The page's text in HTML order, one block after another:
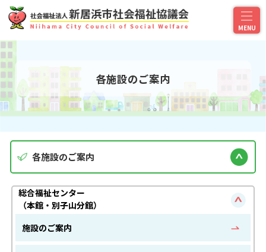
各施設のご案内
各施設のご案内
総合福祉センター
（本館・別子山分館）
施設のご案内